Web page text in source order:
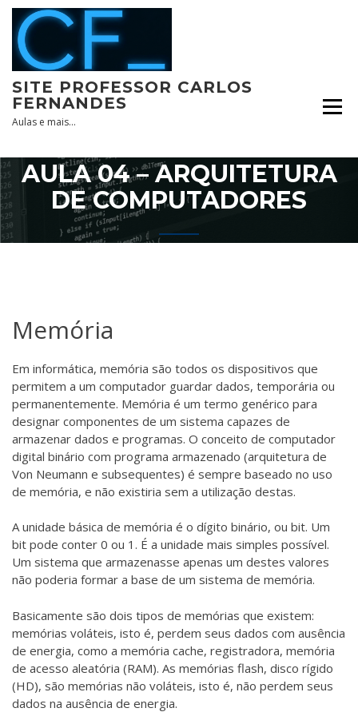
Skip
content
SITE PROFESSOR CARLOS
FERNANDES
Aulas e mais…
AULA 04 – ARQUITETURA
DE COMPUTADORES
Memória
Em informática, memória são todos os dispositivos que
permitem a um computador guardar dados, temporária ou
permanentemente. Memória é um termo genérico para
designar componentes de um sistema capazes de
armazenar dados e programas. O conceito de computador
digital binário com programa armazenado (arquitetura de
Von Neumann e subsequentes) é sempre baseado no uso
de memória, e não existiria sem a utilização destas.
A unidade básica de memória é o dígito binário, ou bit. Um
bit pode conter 0 ou 1. É a unidade mais simples possível.
Um sistema que armazenasse apenas um destes valores
não poderia formar a base de um sistema de memória.
Basicamente são dois tipos de memórias que existem:
memórias voláteis, isto é, perdem seus dados com ausência
de energia, como a memória cache, registradora, memória
de acesso aleatória (RAM). As memórias flash, disco rígido
(HD), são memórias não voláteis, isto é, não perdem seus
dados na ausência de energia.